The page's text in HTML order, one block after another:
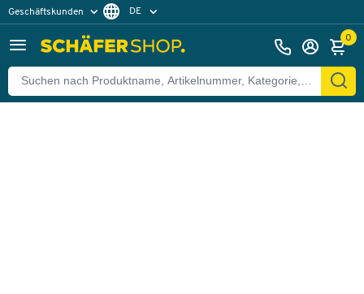
Geschäftskunden DE
0
Zurück